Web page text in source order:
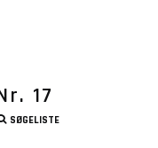
17
SØGELISTE